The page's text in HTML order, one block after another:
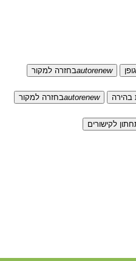
autorenewבחזרה למקור
בהירה autorenewבחזרה למקור
לקישורים